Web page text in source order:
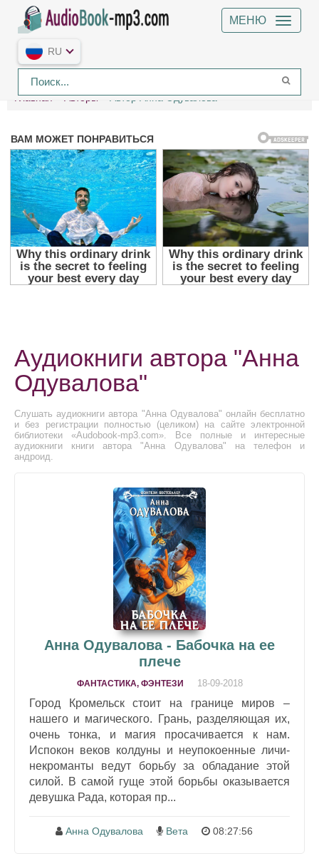
МЕНЮ
RU
Главная Авторы Автор Анна Одувалова
Аудиокниги автора "Анна
Одувалова"
Слушать аудиокниги автора "Анна Одувалова" онлайн бесплатно
и без регистрации полностью (целиком) на сайте электронной
библиотеки «Audobook-mp3.com». Все полные и интересные
аудиокниги книги автора "Анна Одувалова" на телефон и
андроид.
Анна Одувалова - Бабочка на ее
плече
ФАНТАСТИКА, ФЭНТЕЗИ 18-09-2018
Город Кромельск стоит на границе миров –
нашего и магического. Грань, разделяющая их,
очень тонка, и магия просачивается к нам.
Испокон веков колдуны и неупокоенные личи-
некроманты ведут борьбу за обладание этой
силой. В самой гуще этой борьбы оказывается
девушка Рада, которая пр...
Анна Одувалова Вета 08:27:56